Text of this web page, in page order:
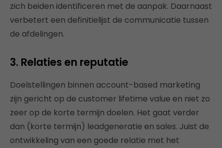
zich beiden identificeren met de aanpak. Daarnaast
verbetert een definitielijst de communicatie tussen
de afdelingen.
3. Relaties en reputatie
Doelstellingen binnen account-based marketing
zijn gericht op de customer lifetime value en niet zo
zeer op de korte termijn doelen. Het gaat verder
dan (korte termijn) leadgeneratie en sales. Juist de
ontwikkeling van een goede relatie met het